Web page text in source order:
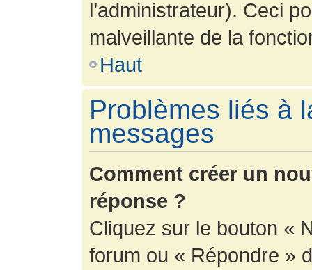
l’administrateur). Ceci
malveillante de la
Haut
Problèmes liés à
messages
Comment créer un
réponse ?
Cliquez sur le bouton «
forum ou « Répondre »